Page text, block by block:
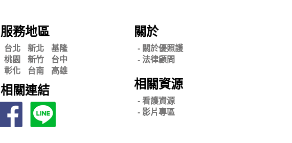
服務地區
台北 新北
基隆
桃園
新竹
台中
彰化
台南 高雄
相關連結
關於
- 關於優照護
-法律顧問
相關資源
- 看護資源
- 影片專區